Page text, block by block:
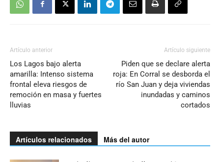
Artículo anterior
Los Lagos bajo alerta
amarilla: Intenso sistema
frontal eleva riesgos de
remoción en masa y fuertes
lluvias
Artículo siguiente
Piden que se declare alerta
roja: En Corral se desborda el
río San Juan y deja viviendas
inundadas y caminos
cortados
Artículos relacionados Más del autor